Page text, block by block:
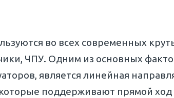
во всех современных
ЧПУ. Одним из основных
является линейная
поддерживают прямой ход